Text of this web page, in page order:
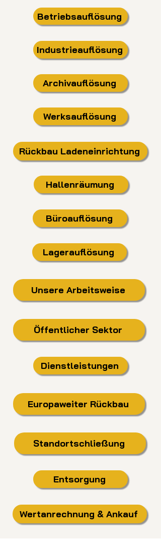
Betriebsauflösung
Industrieauflösung
Archivauflösung
Werksauflösung
Rückbau Ladeneinrichtung
Hallenräumung
Büroauflösung
Lagerauflösung
Unsere Arbeitsweise
Öffentlicher Sektor
Dienstleistungen
Europaweiter Rückbau
Standortschließung
Entsorgung
Wertanrechnung & Ankauf